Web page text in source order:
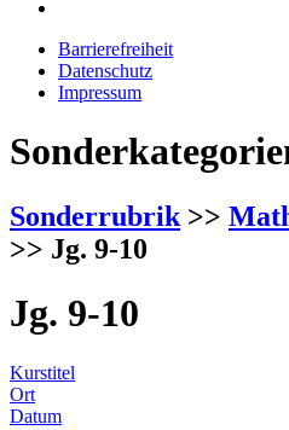
Barrierefreiheit
Datenschutz
Impressum
Sonderrubrik >>
>> Jg. 9-10
Jg. 9-10
Kurstitel
Ort
Datum